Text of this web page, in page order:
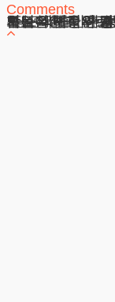
Comments
남편외도이혼, 변호사 배상청구는 안녕하세요. 법무법인 테헤란의 남편외도이혼변호사입니다. 배우자의 부적절한 행위로 힘든 시간을 보내고 계신 분들을 위해 오늘은 법적 해